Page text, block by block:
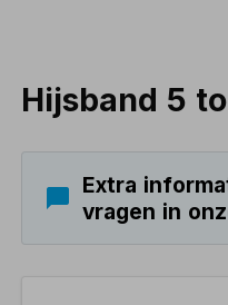
Hijsband 5
Extra
vragen in